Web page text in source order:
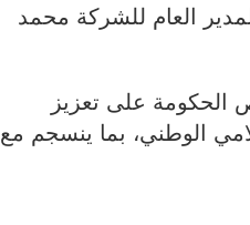
العام للشركة محمد
على تعزيز
الوطني، بما ينسجم مع